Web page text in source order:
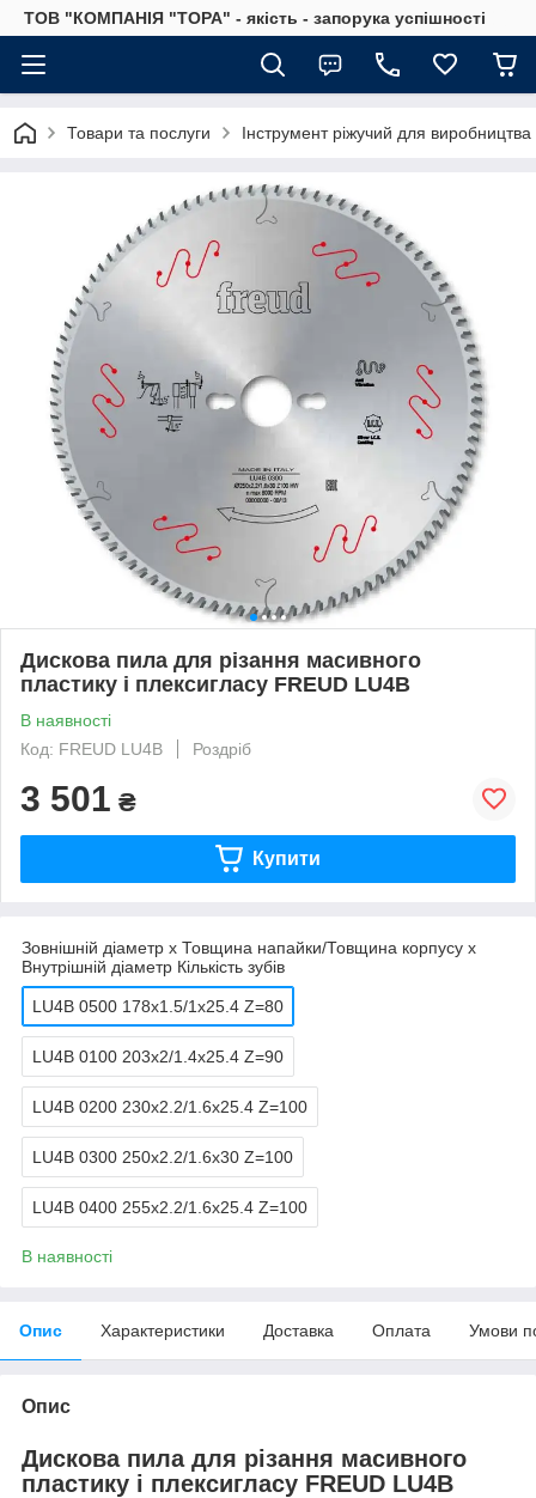
ТОВ "КОМПАНІЯ "ТОРА" - якість - запорука успішності
Товари та послуги Інструмент ріжучий для виробництва
Дискова пила для різання масивного
пластику і плексигласу FREUD LU4B
В наявності
Код: FREUD LU4B
Роздріб
3 501 ₴
Купити
Зовнішній діаметр х Товщина напайки/Товщина корпусу х
Внутрішній діаметр Кількість зубів
LU4B 0500 178х1.5/1х25.4 Z=80
LU4B 0100 203х2/1.4х25.4 Z=90
LU4B 0200 230х2.2/1.6х25.4 Z=100
LU4B 0300 250х2.2/1.6х30 Z=100
LU4B 0400 255х2.2/1.6х25.4 Z=100
В наявності
Опис Характеристики Доставка Оплата Умови
Опис
Дискова пила для різання масивного
пластику і плексигласу FREUD LU4B